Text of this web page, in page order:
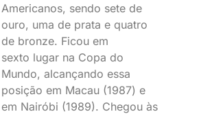
Americanos, sendo sete de
ouro, uma de prata e quatro
de bronze. Ficou em
sexto lugar na Copa do
Mundo, alcançando essa
posição em Macau (1987) e
em Nairóbi (1989). Chegou às